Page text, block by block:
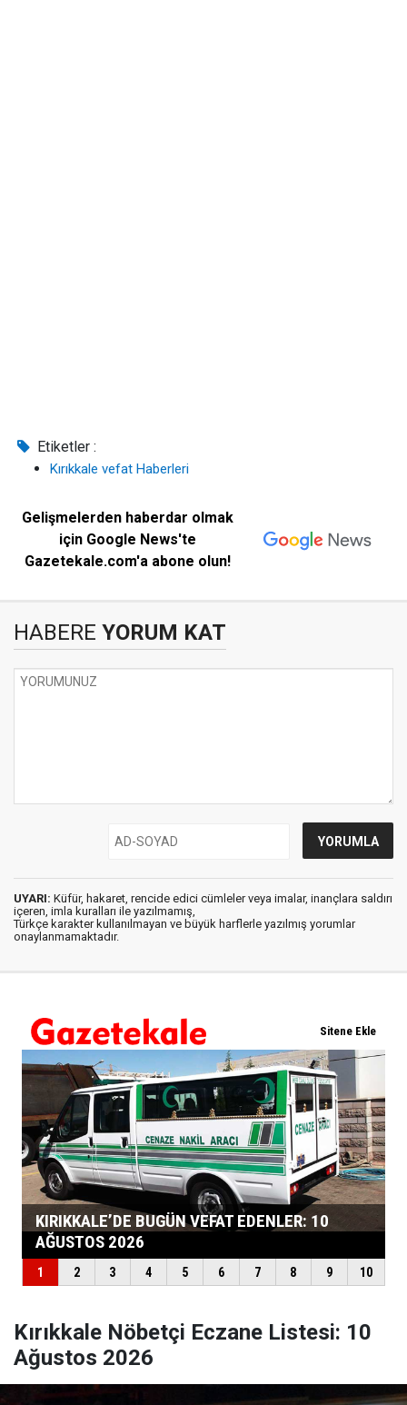
Etiketler :
Kırıkkale vefat Haberleri
Gelişmelerden haberdar olmak
için Google News'te
Gazetekale.com'a abone olun!
HABERE YORUM KAT
UYARI: Küfür, hakaret, rencide edici cümleler veya imalar, inançlara saldırı
içeren, imla kuralları ile yazılmamış,
Türkçe karakter kullanılmayan ve büyük harflerle yazılmış yorumlar
onaylanmamaktadır.
Kırıkkale Nöbetçi Eczane Listesi: 10
Ağustos 2026